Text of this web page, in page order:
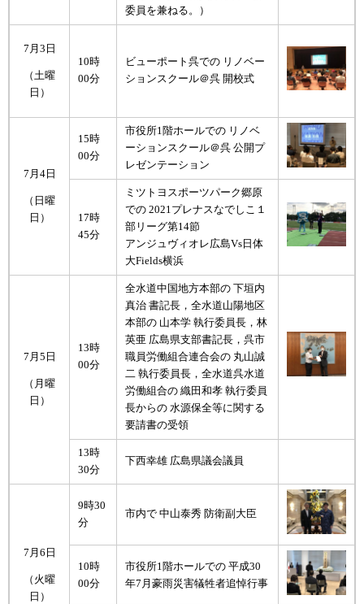
委員を兼ねる。）
7月3日
（土曜
日）
10時
00分
ビューポート呉での リノベー
ションスクール＠呉 開校式
7月4日
（日曜
日）
15時
00分
市役所1階ホールでの リノベ
ーションスクール＠呉 公開プ
レゼンテーション
17時
45分
ミツトヨスポーツパーク郷原
での 2021プレナスなでしこ１
部リーグ第14節
アンジュヴィオレ広島Vs日体
大Fields横浜
7月5日
（月曜
日）
13時
00分
全水道中国地方本部の 下垣内
真治 書記長，全水道山陽地区
本部の 山本学 執行委員長，林
英亜 広島県支部書記長，呉市
職員労働組合連合会の 丸山誠
二 執行委員長，全水道呉水道
労働組合の 織田和孝 執行委員
長からの 水源保全等に関する
要請書の受領
13時
30分
下西幸雄 広島県議会議員
7月6日
（火曜
日）
9時30
分
市内で 中山泰秀 防衛副大臣
10時
00分
市役所1階ホールでの 平成30
年7月豪雨災害犠牲者追悼行事